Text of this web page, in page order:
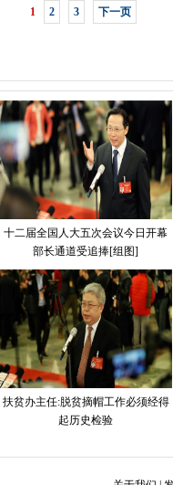
1 2 3 下一页
十二届全国人大五次会议今日开幕
部长通道受追捧[组图]
扶贫办主任:脱贫摘帽工作必须经得
起历史检验